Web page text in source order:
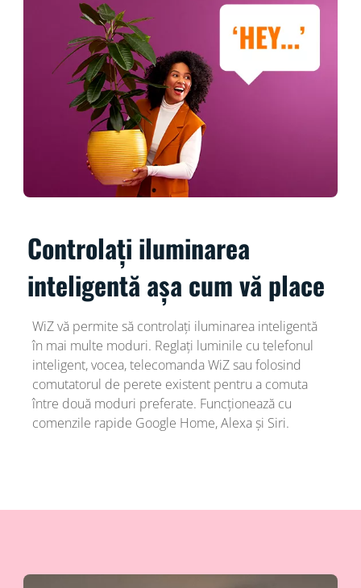
Controlați iluminarea
inteligentă așa cum vă place
WiZ vă permite să controlați iluminarea inteligentă
în mai multe moduri. Reglați luminile cu telefonul
inteligent, vocea, telecomanda WiZ sau folosind
comutatorul de perete existent pentru a comuta
între două moduri preferate. Funcționează cu
comenzile rapide Google Home, Alexa și Siri.